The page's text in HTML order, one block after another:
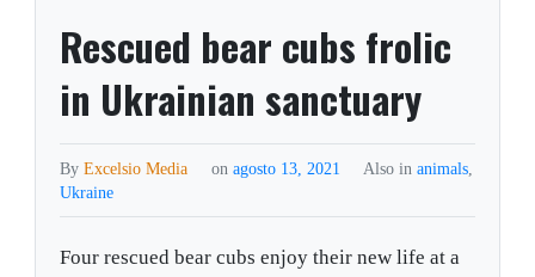
Rescued bear cubs frolic
in Ukrainian sanctuary
ByExcelsio Media on agosto 13, 2021 Also in animals,
Ukraine
Four rescued bear cubs enjoy their new life at a